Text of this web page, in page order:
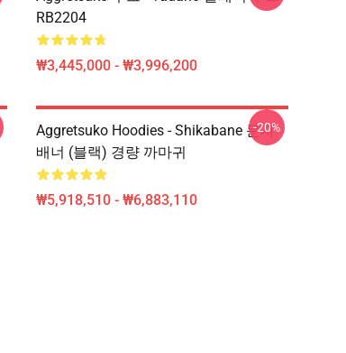
RB2204
₩3,445,000 - ₩3,996,200
Aggretsuko Hoodies - Shikabane 문자
배너 (블랙) 경량 까마귀
₩5,918,510 - ₩6,883,110
-20%